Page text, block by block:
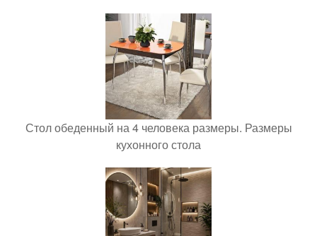
Стол обеденный на 4 человека размеры. Размеры
кухонного стола